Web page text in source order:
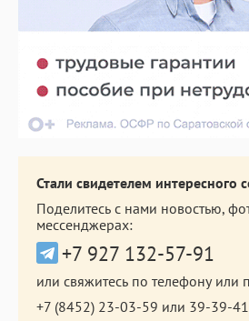
Стали свидетелем интересного
Поделитесь с нами новостью,
мессенджерах:
+7 927 132-57-91
или свяжитесь по телефону или
+7 (8452) 23-03-59 или 39-39-41